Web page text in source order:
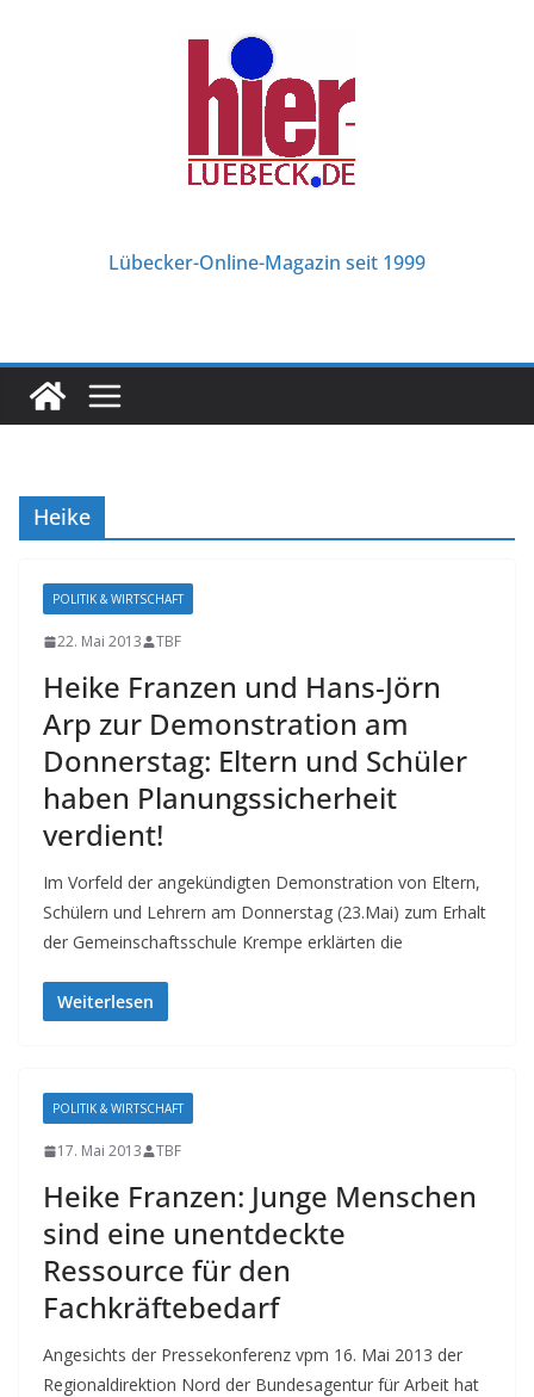
Lübecker-Online-Magazin seit 1999
Heike
POLITIK & WIRTSCHAFT
22. Mai 2013 TBF
Heike Franzen und Hans-Jörn
Arp zur Demonstration am
Donnerstag: Eltern und Schüler
haben Planungssicherheit
verdient!
Im Vorfeld der angekündigten Demonstration von Eltern,
Schülern und Lehrern am Donnerstag (23.Mai) zum Erhalt
der Gemeinschaftsschule Krempe erklärten die
Weiterlesen
POLITIK & WIRTSCHAFT
17. Mai 2013 TBF
Heike Franzen: Junge Menschen
sind eine unentdeckte
Ressource für den
Fachkräftebedarf
Angesichts der Pressekonferenz vpm 16. Mai 2013 der
Regionaldirektion Nord der Bundesagentur für Arbeit hat